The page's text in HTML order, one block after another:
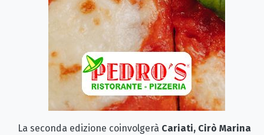
La seconda edizione coinvolgerà Cariati, Cirò Marina